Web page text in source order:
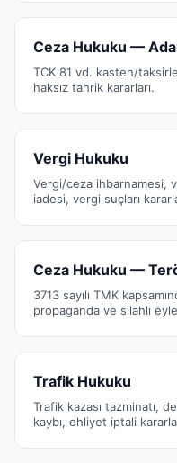
Ceza Hukuku —
TCK 81 vd. kasten/
haksız tahrik kararları.
Vergi Hukuku
Vergi/ceza ihbarnamesi,
iadesi, vergi suçları
Ceza Hukuku —
3713 sayılı TMK
propaganda ve silahlı
Trafik Hukuku
Trafik kazası tazminatı,
kaybı, ehliyet iptali